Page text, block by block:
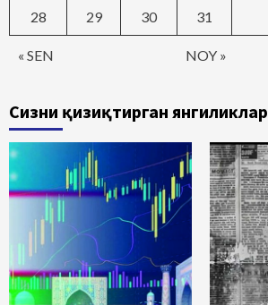
« SEN NOY »
28 29 30 31
Сизни қизиқтирган янгиликлар